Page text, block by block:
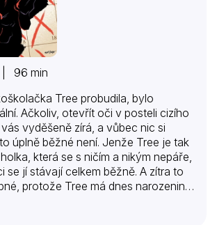
96 min
Tree probudila, bylo
Ačkoliv, otevřít oči v posteli cizího
vyděšeně zírá, a vůbec nic si
úplně běžné není. Jenže Tree je tak
která se s ničím a nikým nepáře,
se jí stávají celkem běžně. A zítra to
protože Tree má dnes narozeniny
trochu kalit. Plány a krční tepnu jí
individuum s maskou. Když se